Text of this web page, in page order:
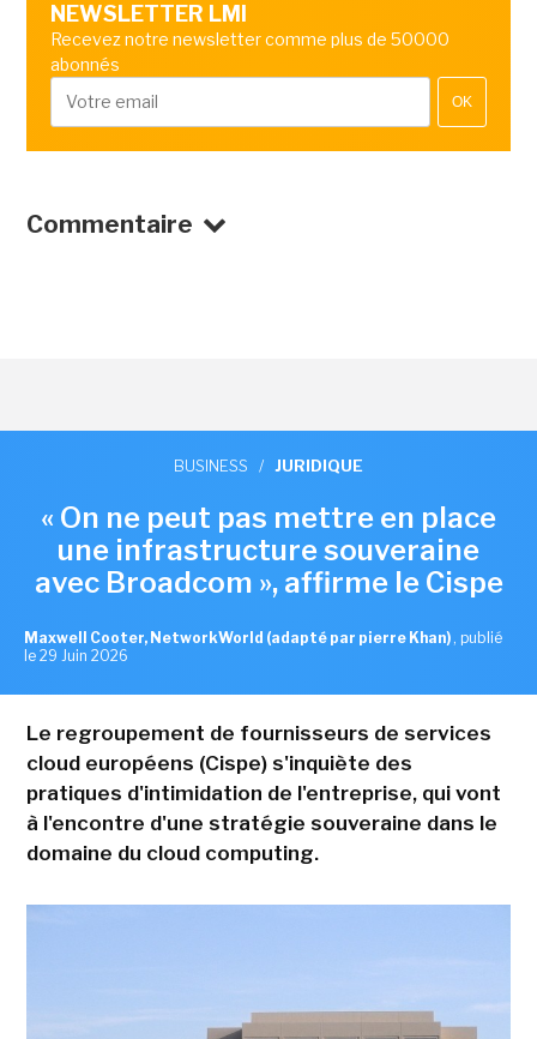
NEWSLETTER LMI
Recevez notre newsletter comme plus de 50000
abonnés
OK
Commentaire
BUSINESS / JURIDIQUE
« On ne peut pas mettre en place
une infrastructure souveraine
avec Broadcom », affirme le Cispe
Maxwell Cooter, NetworkWorld (adapté par pierre Khan) , publié
le 29 Juin 2026
Le regroupement de fournisseurs de services
cloud européens (Cispe) s'inquiète des
pratiques d'intimidation de l'entreprise, qui vont
à l'encontre d'une stratégie souveraine dans le
domaine du cloud computing.